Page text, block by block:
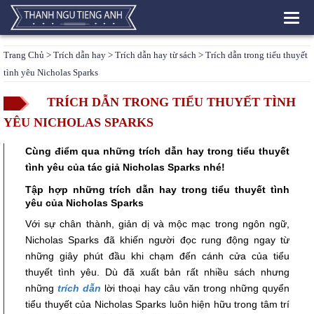
Trang Chủ > Trích dẫn hay > Trích dẫn hay từ sách > Trích dẫn trong tiểu thuyết
tình yêu Nicholas Sparks
TRÍCH DẪN TRONG TIỂU THUYẾT TÌNH
YÊU NICHOLAS SPARKS
Cùng điểm qua những trích dẫn hay trong tiểu thuyết
tình yêu của tác giả Nicholas Sparks nhé!
Tập hợp những trích dẫn hay trong tiểu thuyết tình
yêu của Nicholas Sparks
Với sự chân thành, giản dị và mộc mạc trong ngôn ngữ,
Nicholas Sparks đã khiến người đọc rung động ngay từ
những giây phút đầu khi chạm đến cánh cửa của tiểu
thuyết tình yêu. Dù đã xuất bản rất nhiều sách nhưng
nhữngtrích dẫn lời thoại hay câu văn trong những quyển
tiểu thuyết của Nicholas Sparks luôn hiện hữu trong tâm trí